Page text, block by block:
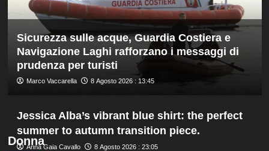
oro
a
Paltrinieri
quarto
nella
maschile
Sicurezza sulle acque, Guardia Costiera e
Navigazione Laghi rafforzano i messaggi di
prudenza per turisti
Marco Vaccarella 8 Agosto 2026 : 13:45
Donna
Jessica Alba’s vibrant blue shirt: the perfect
summer to autumn transition piece.
Anna Gaia Cavallo 8 Agosto 2026 : 23:05